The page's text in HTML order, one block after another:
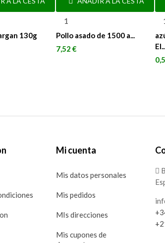
130g
Pollo asado de 1500 a...
Precio
7,52 €
Mi cuenta
Mis datos personales
Mis pedidos
MIs direcciones
Mis cupones de